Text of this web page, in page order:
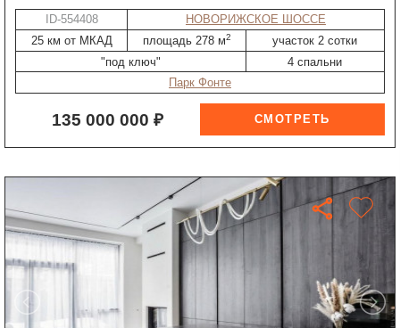
ID-554408
НОВОРИЖСКОЕ ШОССЕ
25 км от МКАД
площадь 278 м2
участок 2 сотки
"под ключ"
4 спальни
Парк Фонте
135 000 000 ₽